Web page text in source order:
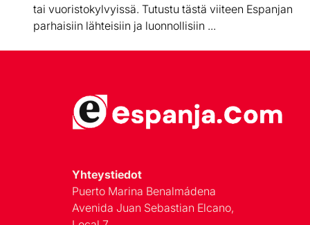
tai vuoristokylvyissä. Tutustu tästä viiteen Espanjan
parhaisiin lähteisiin ja luonnollisiin ...
Yhteystiedot
Puerto Marina Benalmádena
Avenida Juan Sebastian Elcano,